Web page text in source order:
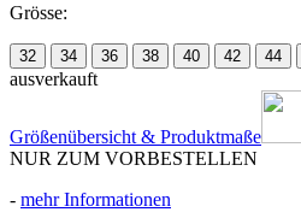
Grösse:
32 34 36 38 40 42 44
ausverkauft
Größenübersicht & Produktmaße
NUR ZUM VORBESTELLEN
- mehr Informationen